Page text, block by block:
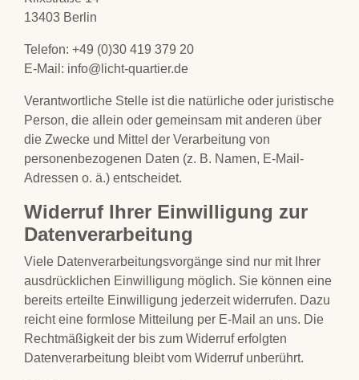
13403 Berlin
Telefon: +49 (0)30 419 379 20
E-Mail: info@licht-quartier.de
Verantwortliche Stelle ist die natürliche oder juristische
Person, die allein oder gemeinsam mit anderen über
die Zwecke und Mittel der Verarbeitung von
personenbezogenen Daten (z. B. Namen, E-Mail-
Adressen o. ä.) entscheidet.
Widerruf Ihrer Einwilligung zur
Datenverarbeitung
Viele Datenverarbeitungsvorgänge sind nur mit Ihrer
ausdrücklichen Einwilligung möglich. Sie können eine
bereits erteilte Einwilligung jederzeit widerrufen. Dazu
reicht eine formlose Mitteilung per E-Mail an uns. Die
Rechtmäßigkeit der bis zum Widerruf erfolgten
Datenverarbeitung bleibt vom Widerruf unberührt.